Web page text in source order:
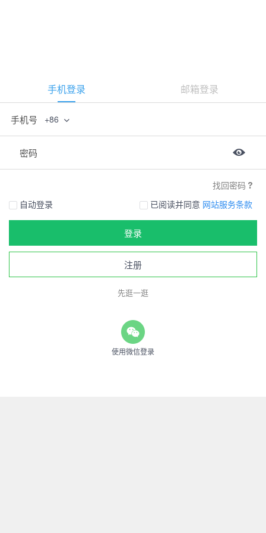
手机登录 邮箱登录
手机号 +86
密码
找回密码
自动登录
已阅读并同意 网站服务条款
登录
注册
先逛一逛
使用微信登录